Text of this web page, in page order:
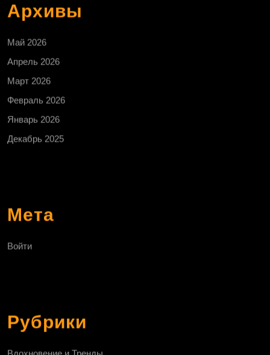
Архивы
Май 2026
Апрель 2026
Март 2026
Февраль 2026
Январь 2026
Декабрь 2025
Мета
Войти
Рубрики